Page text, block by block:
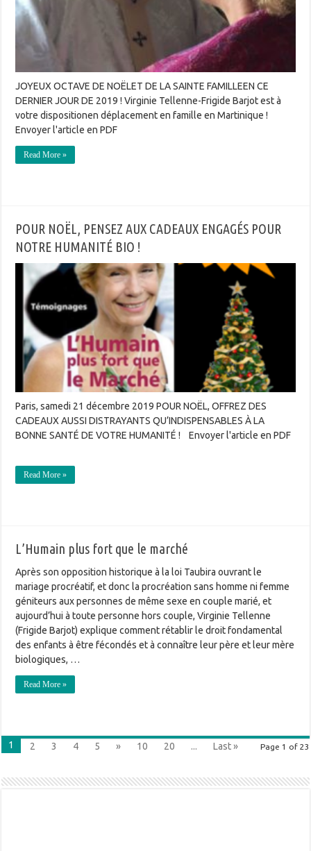
JOYEUX OCTAVE DE NOËLET DE LA SAINTE FAMILLEEN CE
DERNIER JOUR DE 2019 ! Virginie Tellenne-Frigide Barjot est à
votre dispositionen déplacement en famille en Martinique !
Envoyer l'article en PDF
Read More »
POUR NOËL, PENSEZ AUX CADEAUX ENGAGÉS POUR
NOTRE HUMANITÉ BIO !
Paris, samedi 21 décembre 2019 POUR NOËL, OFFREZ DES
CADEAUX AUSSI DISTRAYANTS QU’INDISPENSABLES À LA
BONNE SANTÉ DE VOTRE HUMANITÉ ! Envoyer l'article en PDF
Read More »
L’Humain plus fort que le marché
Après son opposition historique à la loi Taubira ouvrant le
mariage procréatif, et donc la procréation sans homme ni femme
géniteurs aux personnes de même sexe en couple marié, et
aujourd’hui à toute personne hors couple, Virginie Tellenne
(Frigide Barjot) explique comment rétablir le droit fondamental
des enfants à être fécondés et à connaître leur père et leur mère
biologiques, …
Read More »
Page 1 of 23
1 2 3 4 5 » 10 20 ... Last »